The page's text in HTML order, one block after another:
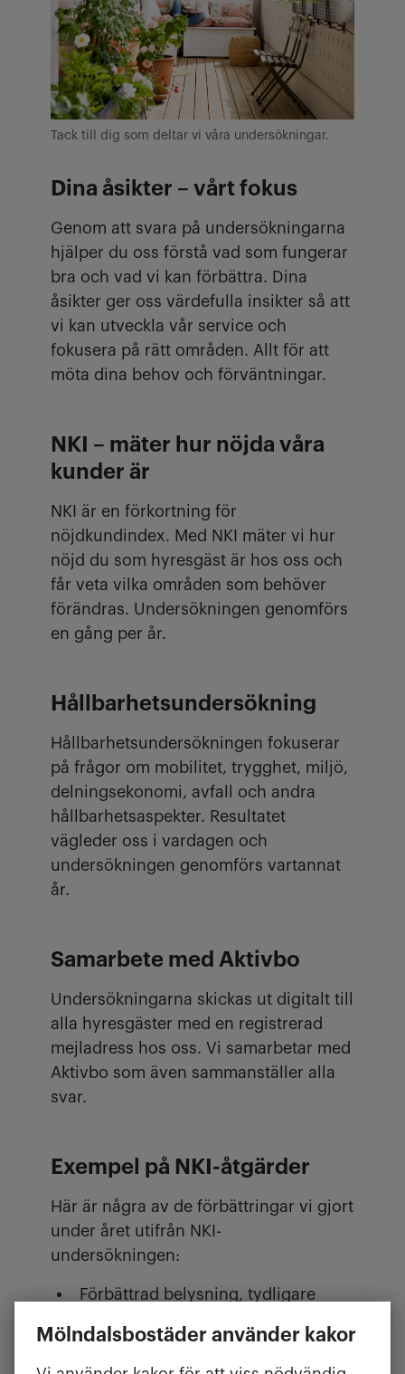
Mölndalsbostäder använder kakor
Tack till dig som deltar vi våra undersökningar.
Dina åsikter – vårt fokus
Genom att svara på undersökningarna
hjälper du oss förstå vad som fungerar
bra och vad vi kan förbättra. Dina
åsikter ger oss värdefulla insikter så att
vi kan utveckla vår service och
fokusera på rätt områden. Allt för att
möta dina behov och förväntningar.
NKI – mäter hur nöjda våra
kunder är
NKI är en förkortning för
nöjdkundindex. Med NKI mäter vi hur
nöjd du som hyresgäst är hos oss och
får veta vilka områden som behöver
förändras. Undersökningen genomförs
en gång per år.
Hållbarhetsundersökning
Hållbarhetsundersökningen fokuserar
på frågor om mobilitet, trygghet, miljö,
delningsekonomi, avfall och andra
hållbarhetsaspekter. Resultatet
vägleder oss i vardagen och
undersökningen genomförs vartannat
år.
Samarbete med Aktivbo
Undersökningarna skickas ut digitalt till
alla hyresgäster med en registrerad
mejladress hos oss. Vi samarbetar med
Aktivbo som även sammanställer alla
svar.
Exempel på NKI-åtgärder
Här är några av de förbättringar vi gjort
under året utifrån NKI-
undersökningen:
Förbättrad belysning, tydligare
sortering i flera miljörum.